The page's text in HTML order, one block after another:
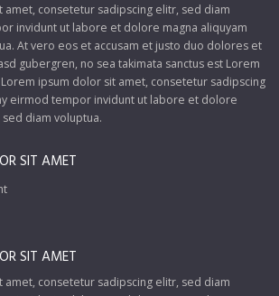
amet, consetetur sadipscing elitr, sed diam
invidunt ut labore et dolore magna aliquyam
At vero eos et accusam et justo duo dolores et
gubergren, no sea takimata sanctus est Lorem
ipsum dolor sit amet, consetetur sadipscing
eirmod tempor invidunt ut labore et dolore
diam voluptua.
SIT AMET
SIT AMET
amet, consetetur sadipscing elitr, sed diam